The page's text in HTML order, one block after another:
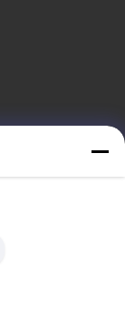
đường Gangzai,